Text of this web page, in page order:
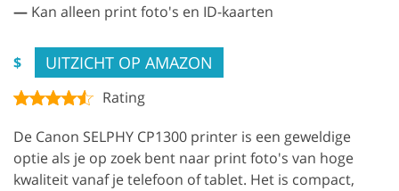
— Kan alleen print foto's en ID-kaarten
$ UITZICHT OP AMAZON
Rating
De Canon SELPHY CP1300 printer is een geweldige
optie als je op zoek bent naar print foto's van hoge
kwaliteit vanaf je telefoon of tablet. Het is compact,